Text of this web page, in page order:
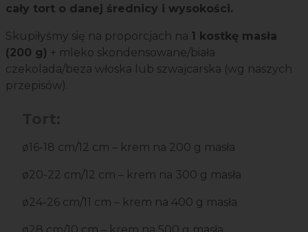
cały tort o danej średnicy i wysokości.
Skupiłyśmy się na proporcjach na 1 kostkę masła
(200 g) + mleko skondensowane/biała
czekolada/beza włoska lub szwajcarska (wg naszych
przepisów).
ø16-18 cm/12 cm – krem na 200 g masła
ø20-22 cm/12 cm – krem na 300 g masła
ø24-26 cm/11 cm – krem na 400 g masła